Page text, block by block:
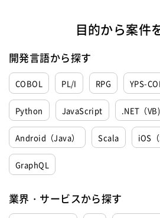
目的から案件
開発言語から探す
COBOL PL/I RPG YPS-
Python JavaScript .NET（VB)
Android（Java） Scala iOS
GraphQL
業界・サービスから探す